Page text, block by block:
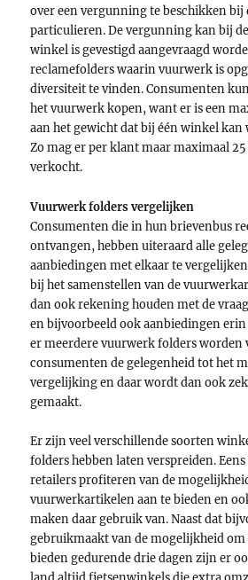
over een vergunning te beschikken bij
particulieren. De vergunning kan bij
winkel is gevestigd aangevraagd
reclamefolders waarin vuurwerk is
diversiteit te vinden. Consumenten
het vuurwerk kopen, want er is een
aan het gewicht dat bij één winkel kan
Zo mag er per klant maar maximaal
verkocht.
Vuurwerk folders vergelijken
Consumenten die in hun brievenbus
ontvangen, hebben uiteraard alle
aanbiedingen met elkaar te
bij het samenstellen van de
dan ook rekening houden met de
en bijvoorbeeld ook aanbiedingen
er meerdere vuurwerk folders worden
consumenten de gelegenheid tot het
vergelijking en daar wordt dan ook
gemaakt.
Er zijn veel verschillende soorten
folders hebben laten verspreiden.
retailers profiteren van de
vuurwerkartikelen aan te bieden en
maken daar gebruik van. Naast dat
gebruikmaakt van de mogelijkheid
bieden gedurende drie dagen zijn er